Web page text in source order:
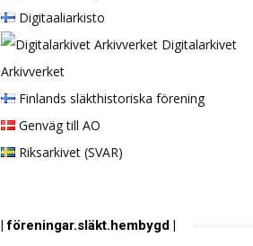
Digitaaliarkisto
Digitalarkivet
Arkivverket
Finlands släkthistoriska förening
Genväg till AO
Riksarkivet (SVAR)
| föreningar.släkt.hembygd |